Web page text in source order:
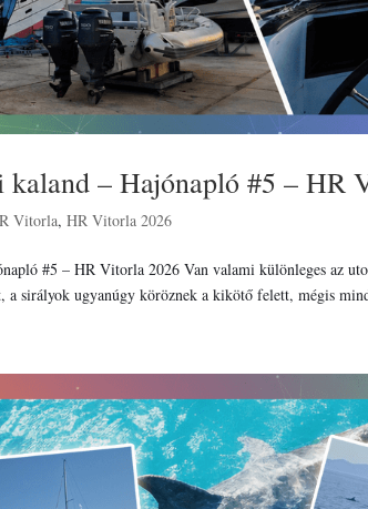
– Hajónapló #5 – HR
Vitorla,HR Vitorla 2026
#5 – HR Vitorla 2026 Van valami különleges az
sirályok ugyanúgy köröznek a kikötő felett, mégis